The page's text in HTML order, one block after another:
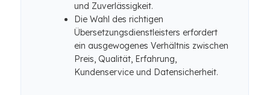
und Zuverlässigkeit.
Die Wahl des richtigen
Übersetzungsdienstleisters erfordert
ein ausgewogenes Verhältnis zwischen
Preis, Qualität, Erfahrung,
Kundenservice und Datensicherheit.